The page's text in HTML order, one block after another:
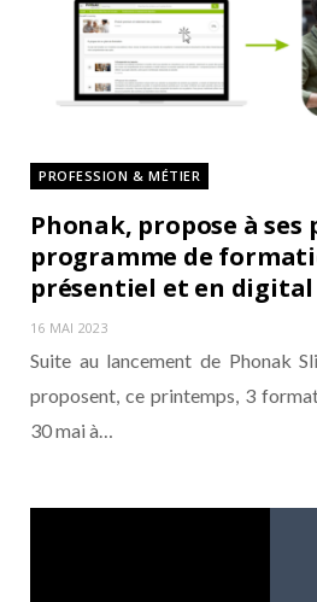
PROFESSION & MÉTIER
Phonak, propose à
programme de
présentiel et en digital
16 MAI 2023
Suite au lancement de Phonak
proposent, ce printemps, 3
30 mai à…